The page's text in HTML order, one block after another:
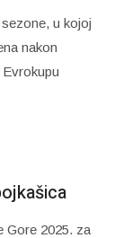
u kojoj
nakon
Gore 2025. za